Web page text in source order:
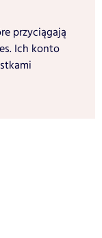
przyciągają
Ich konto